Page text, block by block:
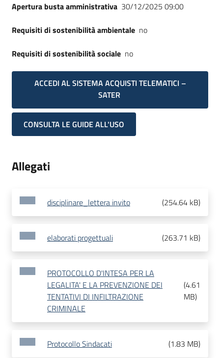
Apertura busta amministrativa 30/12/2025 09:00
Requisiti di sostenibilità ambientale no
Requisiti di sostenibilità sociale no
ACCEDI AL SISTEMA ACQUISTI TELEMATICI –
SATER
CONSULTA LE GUIDE ALL'USO
Allegati
disciplinare_lettera invito (254.64 kB)
elaborati progettuali (263.71 kB)
PROTOCOLLO D'INTESA PER LA
LEGALITA' E LA PREVENZIONE DEI
TENTATIVI DI INFILTRAZIONE
CRIMINALE
(4.61
MB)
Protocollo Sindacati (1.83 MB)